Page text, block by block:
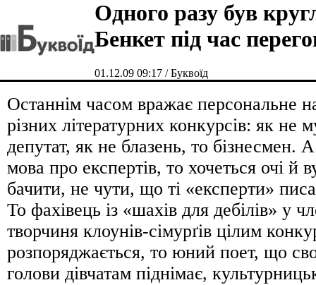
Одного разу був
Бенкет під час
01.12.09 09:17 / Буквоїд
Останнім часом вражає персональне
різних літературних конкурсів: як не
депутат, як не блазень, то бізнесмен.
мова про експертів, то хочеться очі й
бачити, не чути, що ті «експерти»
То фахівець із «шахів для дебілів» у
творчиня клоунів-сімурґів цілим
розпоряджається, то юний поет, що
голови дівчатам піднімає,